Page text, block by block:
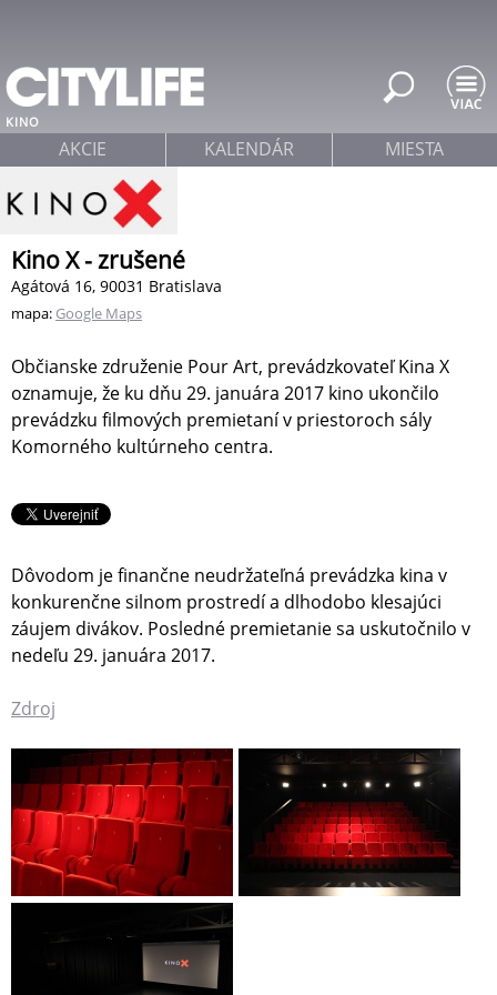
KINO
Kino X - zrušené
Agátová 16, 90031 Bratislava
mapa: Google Maps
Občianske združenie Pour Art, prevádzkovateľ Kina X
oznamuje, že ku dňu 29. januára 2017 kino ukončilo
prevádzku filmových premietaní v priestoroch sály
Komorného kultúrneho centra.
Dôvodom je finančne neudržateľná prevádzka kina v
konkurenčne silnom prostredí a dlhodobo klesajúci
záujem divákov. Posledné premietanie sa uskutočnilo v
nedeľu 29. januára 2017.
Zdroj
AKCIE KALENDÁR MIESTA